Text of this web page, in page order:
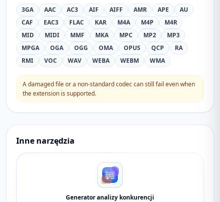
3GA
AAC AC3 AIF AIFF AMR APE
AU
CAF
EAC3 FLAC KAR M4A M4P
M4R
MID
MIDI MMF MKA MPC MP2
MP3
MPGA
OGA OGG OMA OPUS QCP
RA
RMI
VOC WAV WEBA WEBM WMA
A damaged file or a non-standard codec can still fail even when
the extension is supported.
Inne narzędzia
Generator analizy konkurencji